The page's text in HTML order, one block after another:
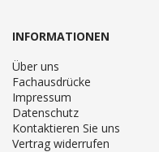
INFORMATIONEN
Über uns
Fachausdrücke
Impressum
Datenschutz
Kontaktieren Sie uns
Vertrag widerrufen